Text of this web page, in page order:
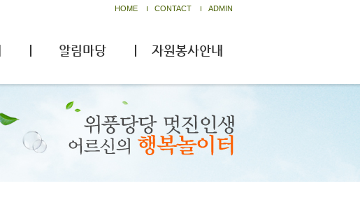
HOME CONTACT ADMIN
알림마당 자원봉사안내